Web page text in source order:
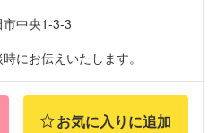
中央1-3-3
にお伝えいたします。
お気に入りに追加